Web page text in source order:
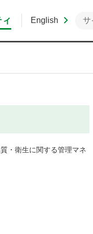
English
・衛生に関する管理マネ